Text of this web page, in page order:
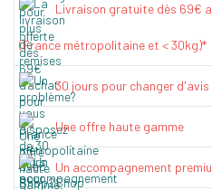
Livraison gratuite dès 69€
(France métropolitaine et < 30kg)*
30 jours pour changer d'avis
Une offre haute gamme
Un accompagnement